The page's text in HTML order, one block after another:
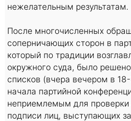
нежелательным результатам.
После многочисленных
соперничающих сторон в
который по традиции
окружного суда, было
списков (вчера вечером в
начала партийной
неприемлемым для проверки
подписи лиц, выступающих